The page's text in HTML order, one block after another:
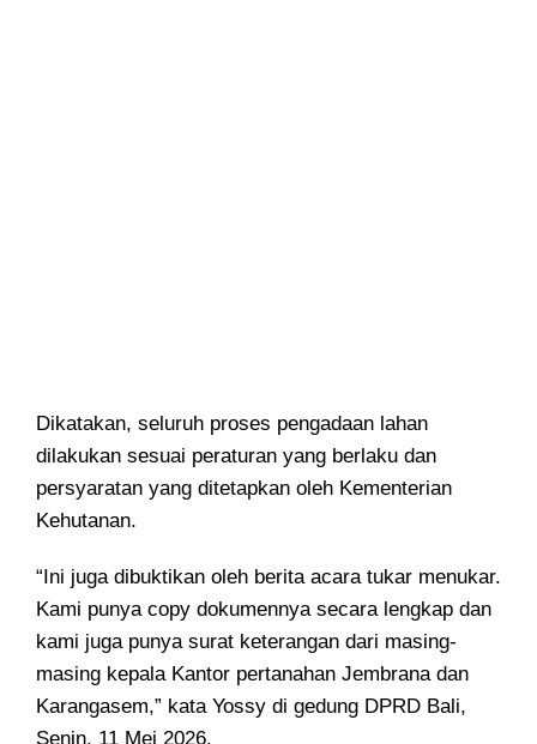
Dikatakan, seluruh proses pengadaan lahan
dilakukan sesuai peraturan yang berlaku dan
persyaratan yang ditetapkan oleh Kementerian
Kehutanan.
“Ini juga dibuktikan oleh berita acara tukar menukar.
Kami punya copy dokumennya secara lengkap dan
kami juga punya surat keterangan dari masing-
masing kepala Kantor pertanahan Jembrana dan
Karangasem,” kata Yossy di gedung DPRD Bali,
Senin, 11 Mei 2026.